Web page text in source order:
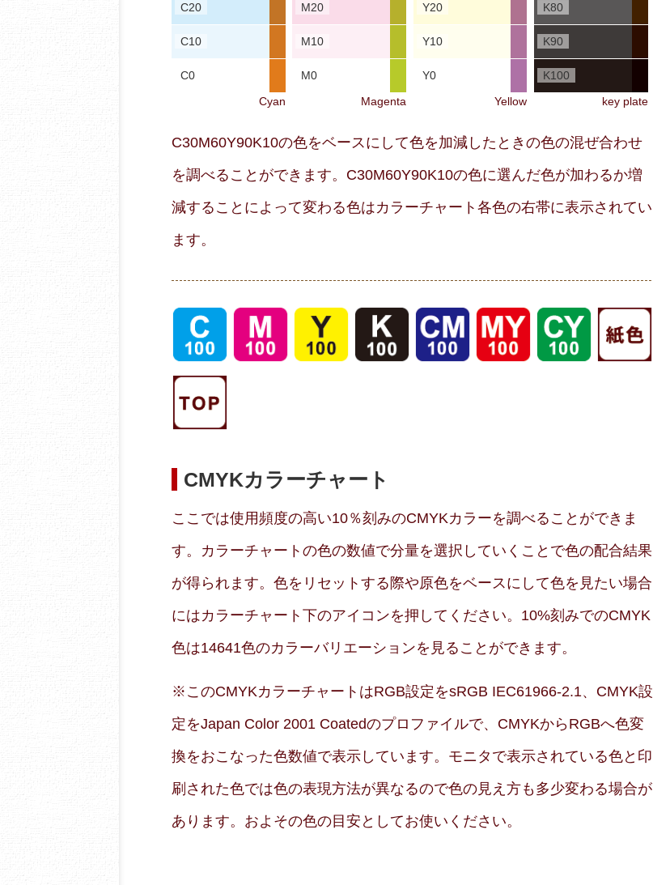
C20
C10
C0
Cyan
M20
M10
M0
Magenta
Y20
Y10
Y0
Yellow
K80
K90
K100
key plate
C30M60Y90K10の色をベースにして色を加減したときの色の混ぜ合わせ
を調べることができます。C30M60Y90K10の色に選んだ色が加わるか増
減することによって変わる色はカラーチャート各色の右帯に表示されてい
ます。
CMYKカラーチャート
ここでは使用頻度の高い10％刻みのCMYKカラーを調べることができま
す。カラーチャートの色の数値で分量を選択していくことで色の配合結果
が得られます。色をリセットする際や原色をベースにして色を見たい場合
にはカラーチャート下のアイコンを押してください。10%刻みでのCMYK
色は14641色のカラーバリエーションを見ることができます。
※このCMYKカラーチャートはRGB設定をsRGB IEC61966-2.1、CMYK設
定をJapan Color 2001 Coatedのプロファイルで、CMYKからRGBへ色変
換をおこなった色数値で表示しています。モニタで表示されている色と印
刷された色では色の表現方法が異なるので色の見え方も多少変わる場合が
あります。およその色の目安としてお使いください。